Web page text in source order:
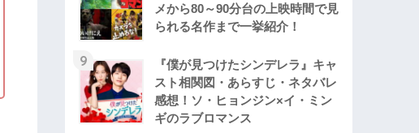
メから80～90分台の上映時間で見
られる名作まで一挙紹介！
9
『僕が見つけたシンデレラ』キャ
スト相関図・あらすじ・ネタバレ
感想！ソ・ヒョンジン×イ・ミン
ギのラブロマンス